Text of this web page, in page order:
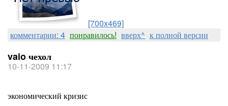
[700x469]
комментарии: 4 понравилось! вверх^ к полной версии
vaio чехол
10-11-2009 11:17
экономический кризис